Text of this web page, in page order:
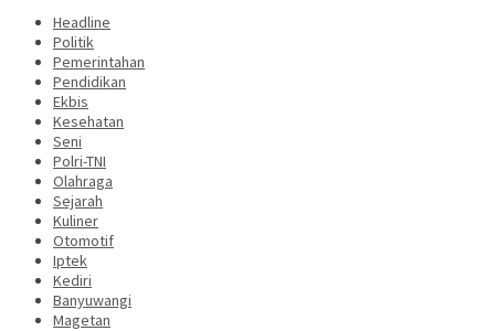
Headline
Politik
Pemerintahan
Pendidikan
Ekbis
Kesehatan
Seni
Polri-TNI
Olahraga
Sejarah
Kuliner
Otomotif
Iptek
Kediri
Banyuwangi
Magetan